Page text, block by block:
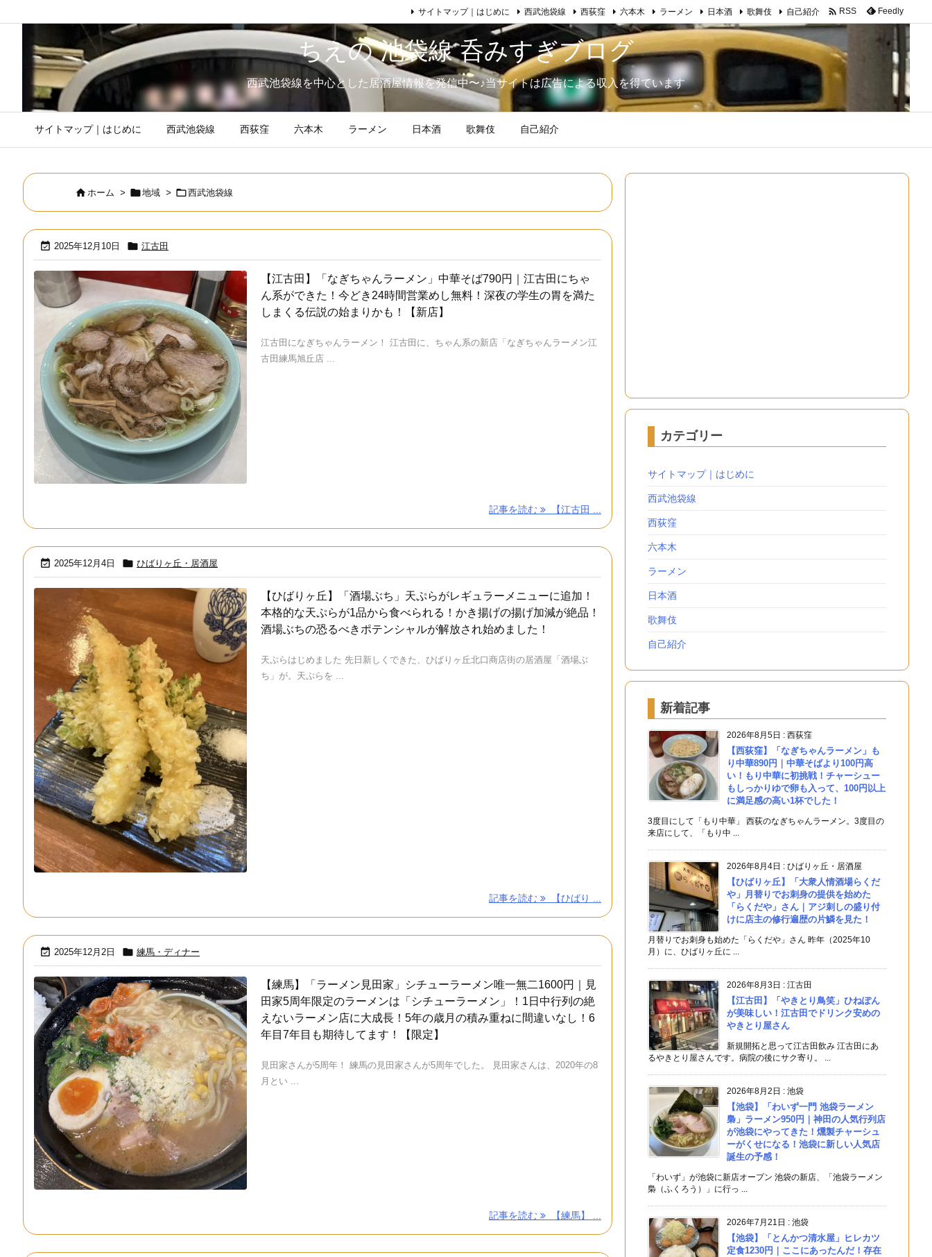
ちえの 池袋線 呑みすぎブログ
西武池袋線を中心とした居酒屋情報を発信中〜♪当サイトは広告による収入を得ています
サイトマップ｜はじめに 西武池袋線 西荻窪 六本木 ラーメン 日本酒 歌舞伎 自己紹介
サイトマップ｜はじめに 西武池袋線 西荻窪 六本木 ラーメン 日本酒 歌舞伎 自己紹介  RSS Feedly
ホーム > 地域 > 西武池袋線
 2025年12月10日  江古田
【江古田】「なぎちゃんラーメン」中華そば790円｜江古田にちゃ
ん系ができた！今どき24時間営業めし無料！深夜の学生の胃を満た
しまくる伝説の始まりかも！【新店】
江古田になぎちゃんラーメン！ 江古田に、ちゃん系の新店「なぎちゃんラーメン江
古田練馬旭丘店 ...
記事を読む 【江古田 ...
 2025年12月4日  ひばりヶ丘・居酒屋
【ひばりヶ丘】「酒場ぶち」天ぷらがレギュラーメニューに追加！
本格的な天ぷらが1品から食べられる！かき揚げの揚げ加減が絶品！
酒場ぶちの恐るべきポテンシャルが解放され始めました！
天ぷらはじめました 先日新しくできた、ひばりヶ丘北口商店街の居酒屋「酒場ぶ
ち」が。天ぷらを ...
記事を読む 【ひばり ...
 2025年12月2日  練馬・ディナー
【練馬】「ラーメン見田家」シチューラーメン唯一無二1600円｜見
田家5周年限定のラーメンは「シチューラーメン」！1日中行列の絶
えないラーメン店に大成長！5年の歳月の積み重ねに間違いなし！6
年目7年目も期待してます！【限定】
見田家さんが5周年！ 練馬の見田家さんが5周年でした。 見田家さんは、2020年の8
月とい ...
記事を読む 【練馬】 ...
カテゴリー
サイトマップ｜はじめに
西武池袋線
西荻窪
六本木
ラーメン
日本酒
歌舞伎
自己紹介
新着記事
2026年8月5日 : 西荻窪
【西荻窪】「なぎちゃんラーメン」も
り中華890円｜中華そばより100円高
い！もり中華に初挑戦！チャーシュー
もしっかりゆで卵も入って、100円以上
に満足感の高い1杯でした！
3度目にして「もり中華」 西荻のなぎちゃんラーメン。3度目の
来店にして、「もり中 ...
2026年8月4日 : ひばりヶ丘・居酒屋
【ひばりヶ丘】「大衆人情酒場らくだ
や」月替りでお刺身の提供を始めた
「らくだや」さん｜アジ刺しの盛り付
けに店主の修行遍歴の片鱗を見た！
月替りでお刺身も始めた「らくだや」さん 昨年（2025年10
月）に、ひばりヶ丘に ...
2026年8月3日 : 江古田
【江古田】「やきとり鳥笑」ひねぽん
が美味しい！江古田でドリンク安めの
やきとり屋さん
新規開拓と思って江古田飲み 江古田にあ
るやきとり屋さんです。病院の後にサク寄り。 ...
2026年8月2日 : 池袋
【池袋】「わいず一門 池袋ラーメン
梟」ラーメン950円｜神田の人気行列店
が池袋にやってきた！燻製チャーシュ
ーがくせになる！池袋に新しい人気店
誕生の予感！
「わいず」が池袋に新店オープン 池袋の新店、「池袋ラーメン
梟（ふくろう）」に行っ ...
2026年7月21日 : 池袋
【池袋】「とんかつ清水屋」ヒレカツ
定食1230円｜ここにあったんだ！存在